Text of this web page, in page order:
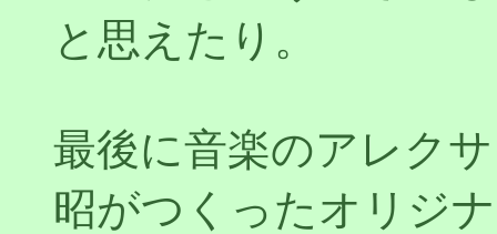
と思えたり。
最後に音楽のアレク
昭がつくったオリジ